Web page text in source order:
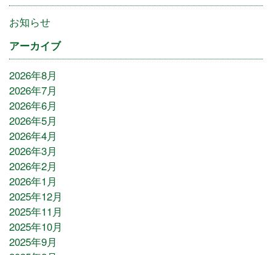
お知らせ
アーカイブ
2026年8月
2026年7月
2026年6月
2026年5月
2026年4月
2026年3月
2026年2月
2026年1月
2025年12月
2025年11月
2025年10月
2025年9月